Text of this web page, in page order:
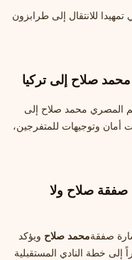
للانتقال إلى طرابزون
صلاح إلى تركيا
المصري محمد صلاح إلى
أمان وتوجيهات للمتفرجين،
صلاح ولا
صفقةمحمد صلاح ويؤكد
إلى خطة النادي المستقبلية